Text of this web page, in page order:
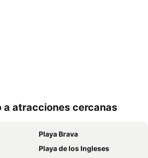
a atracciones cercanas
Playa Brava
Playa de los Ingleses